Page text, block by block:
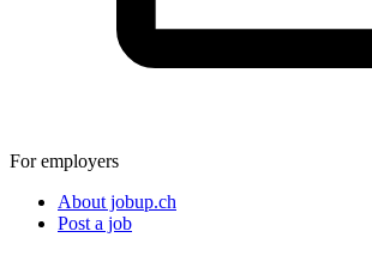
For employers
About jobup.ch
Post a job